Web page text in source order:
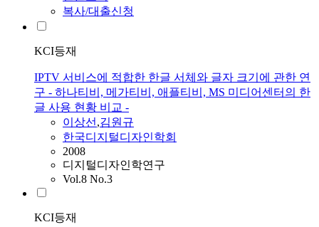
복사/대출신청
KCI등재
IPTV 서비스에 적합한 한글 서체와 글자 크기에 관한 연
구 - 하나티비, 메가티비, 애플티비, MS 미디어센터의 한
글 사용 현황 비교 -
이상선,김원규
한국디지털디자인학회
2008
디지털디자인학연구
Vol.8 No.3
KCI등재